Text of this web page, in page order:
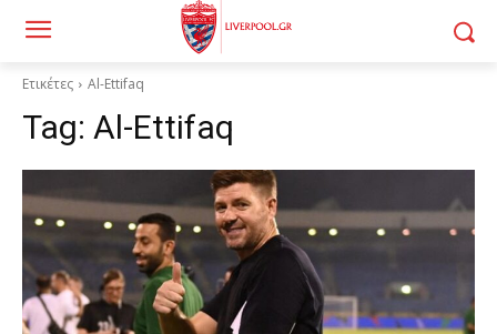
Ετικέτες Al-Ettifaq
Tag: Al-Ettifaq